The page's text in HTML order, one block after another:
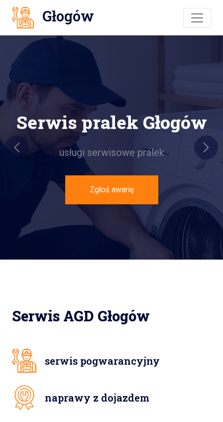
Głogów
Serwis pralek Głogów
usługi serwisowe pralek
Zgłoś awarię
Previous Next
Serwis AGD Głogów
serwis pogwarancyjny
naprawy z dojazdem